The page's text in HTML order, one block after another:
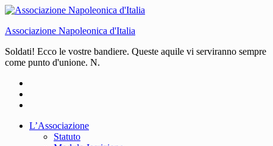
Associazione Napoleonica d'Italia
Soldati! Ecco le vostre bandiere. Queste aquile vi serviranno sempre
come punto d'unione. N.
L’Associazione
Statuto